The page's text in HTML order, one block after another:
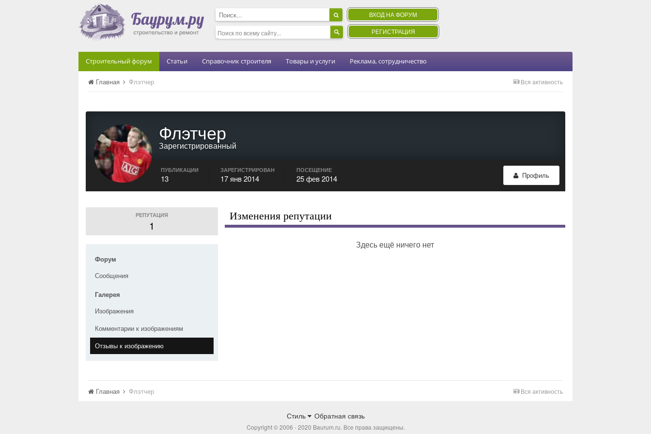
ВХОД НА ФОРУМ
РЕГИСТРАЦИЯ
Строительный форум Статьи Справочник строителя Товары и услуги Реклама, сотрудничество
Вся активность
Главная Флэтчер
Флэтчер
Зарегистрированный
Профиль
ПУБЛИКАЦИИ
13
ЗАРЕГИСТРИРОВАН
17 янв 2014
ПОСЕЩЕНИЕ
25 фев 2014
РЕПУТАЦИЯ
1
Форум
Сообщения
Галерея
Изображения
Комментарии к изображениям
Отзывы к изображению
Изменения репутации
Здесь ещё ничего нет
Вся активность
Главная Флэтчер
Стиль Обратная связь
Copyright © 2006 - 2020 Baurum.ru. Все права защищены.